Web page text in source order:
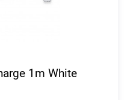
1m White